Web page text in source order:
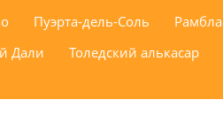
Пуэрта-дель-Соль
Рамбла
Дали
Толедский алькасар